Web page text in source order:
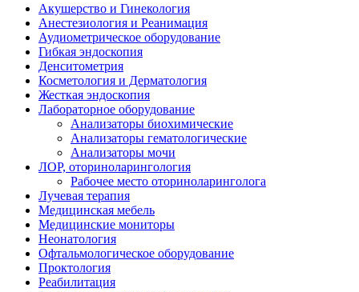
Акушерство и Гинекология
Анестезиология и Реанимация
Аудиометрическое оборудование
Гибкая эндоскопия
Денситометрия
Косметология и Дерматология
Жесткая эндоскопия
Лабораторное оборудование
Анализаторы биохимические
Анализаторы гематологические
Анализаторы мочи
ЛОР, оториноларингология
Рабочее место оториноларинголога
Лучевая терапия
Медицинская мебель
Медицинские мониторы
Неонатология
Офтальмологическое оборудование
Проктология
Реабилитация